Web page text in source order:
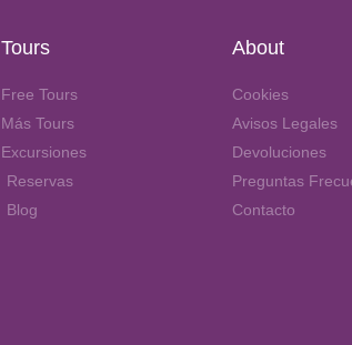
Tours
Free Tours
Más Tours
Excursiones
Reservas
Blog
About
Cookies
Avisos Legales
Devoluciones
Preguntas
Contacto